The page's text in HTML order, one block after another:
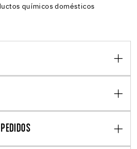
químicos domésticos